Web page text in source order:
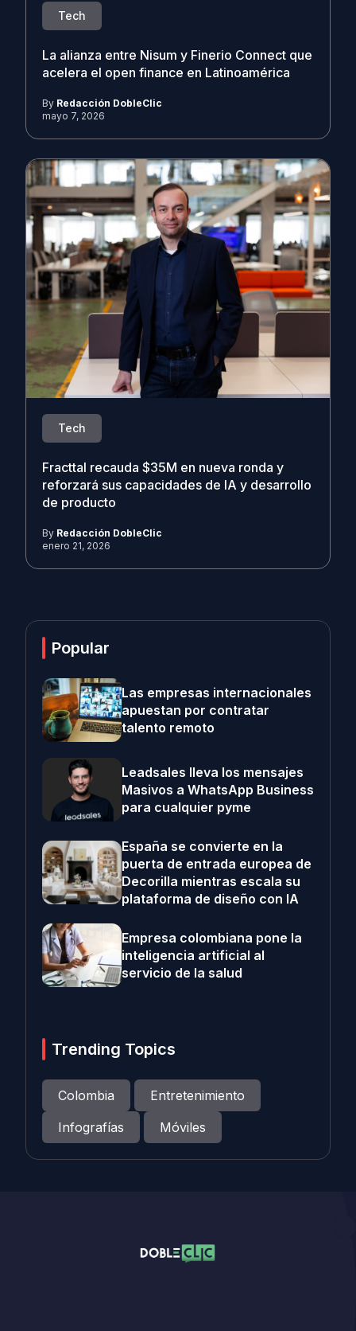
Tech
La alianza entre Nisum y Finerio Connect que
acelera el open finance en Latinoamérica
By Redacción DobleClic
mayo 7, 2026
Tech
Fracttal recauda $35M en nueva ronda y
reforzará sus capacidades de IA y desarrollo
de producto
By Redacción DobleClic
enero 21, 2026
Popular
Las empresas internacionales
apuestan por contratar
talento remoto
Leadsales lleva los mensajes
Masivos a WhatsApp Business
para cualquier pyme
España se convierte en la
puerta de entrada europea de
Decorilla mientras escala su
plataforma de diseño con IA
Empresa colombiana pone la
inteligencia artificial al
servicio de la salud
Trending Topics
Colombia
Entretenimiento
Infografías
Móviles